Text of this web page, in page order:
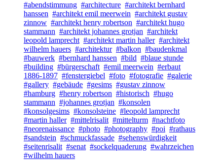
#abendstimmung #architecture #architekt bernhard
hanssen #architekt emil meerwein #architekt gustav
zinnow #architekt henry robertson #architekt hugo
stammann #architekt johannes grotjan #architekt
leopold lamprecht #architekt martin haller #architekt
wilhelm hauers #architektur #balkon #baudenkmal
#bauwerk #bernhard hanssen #bild #blaue stunde
#building #bürgerschaft #emil meerwein #erbaut
1886-1897 #fenstergiebel #foto #fotografie #galerie
#gallery #gebäude #gesims #gustav zinnow
#hamburg #henry robertson #historisch #hugo
stammann #johannes grotjan #konsolen
#konsolgesims #konsolsteine #leopold lamprecht
#martin haller #mittelrisalit #mittelturm #nachtfoto
#neorenaissance #photo #photography #poi #rathaus
#sandstein #schmuckfassade #sehenswürdigkeit
#seitenrisalit #senat #sockelquaderung #wahrzeichen
#wilhelm hauers